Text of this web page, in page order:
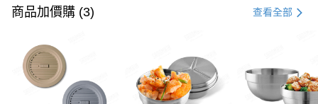
信用卡一次付款
Apple Pay
街口支付
商品加價購 (3) 查看全部